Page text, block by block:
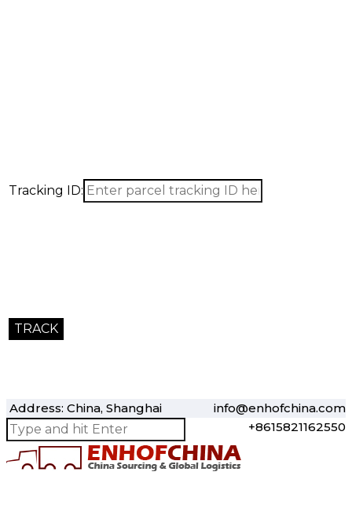
Tracking ID:
Address: China, Shanghai
info@enhofchina.com
+8615821162550